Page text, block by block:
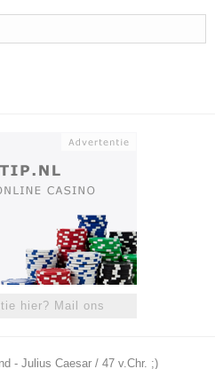
hier? Mail ons
- Julius Caesar / 47 v.Chr. ;)